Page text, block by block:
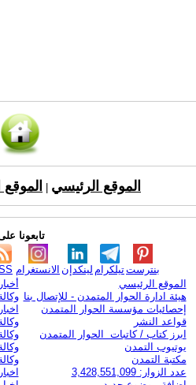
الموقع الرئيسي
تابعونا
الانستغرام لينكدإن تيلكرامبنترست
الموقع الرئيسي
هيئة ادارة الحوار المتمدن - للإتصال بنا
إحصائيات مؤسسة الحوار المتمدن
قواعد النشر
ابرز كتاب / كاتبات الحوار المتمدن
يوتيوب التمدن
مكتبة التمدن
عدد الزوار: 3,428,551,099